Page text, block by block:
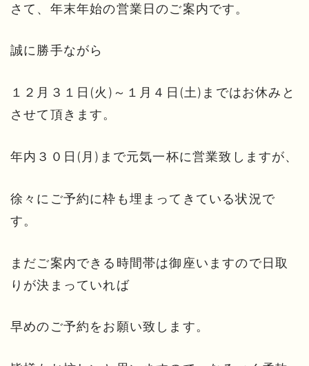
さて、年末年始の営業日のご案内です。
誠に勝手ながら
１２月３１日(火)～１月４日(土)まではお休みと
させて頂きます。
年内３０日(月)まで元気一杯に営業致しますが、
徐々にご予約に枠も埋まってきている状況で
す。
まだご案内できる時間帯は御座いますので日取
りが決まっていれば
早めのご予約をお願い致します。